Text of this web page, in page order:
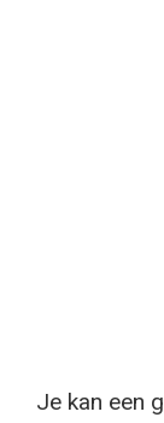
Je kan een